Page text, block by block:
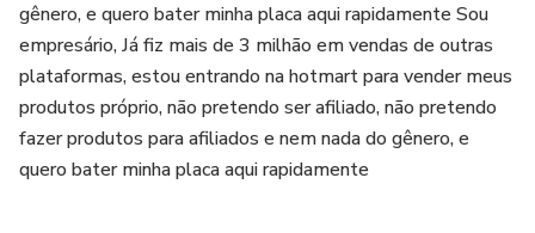
gênero, e quero bater minha placa aqui rapidamente Sou
empresário, Já fiz mais de 3 milhão em vendas de outras
plataformas, estou entrando na hotmart para vender meus
produtos próprio, não pretendo ser afiliado, não pretendo
fazer produtos para afiliados e nem nada do gênero, e
quero bater minha placa aqui rapidamente